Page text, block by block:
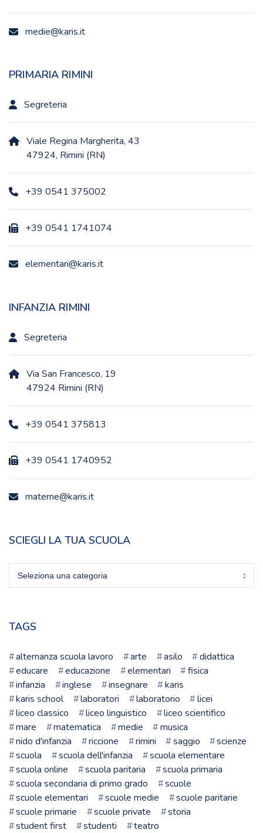
medie@karis.it
PRIMARIA RIMINI
Segreteria
Viale Regina Margherita, 43
47924, Rimini (RN)
+39 0541 375002
+39 0541 1741074
elementari@karis.it
INFANZIA RIMINI
Segreteria
Via San Francesco, 19
47924 Rimini (RN)
+39 0541 375813
+39 0541 1740952
materne@karis.it
SCIEGLI LA TUA SCUOLA
Sciegli
TAGS
alternanza scuola lavoro arte asilo
didattica
educare
educazione elementari
fisica
infanzia
inglese insegnare
karis
karis school
laboratori laboratorio
licei
liceo classico
liceo linguistico
liceo scientifico
mare
matematica medie
musica
nido d'infanzia
riccione rimini saggio
scienze
scuola
scuola dell'infanzia
scuola elementare
scuola online
scuola paritaria
scuola primaria
scuola secondaria di primo grado
scuole
scuole elementari
scuole medie
scuole paritarie
scuole primarie
scuole private
storia
student first
studenti teatro